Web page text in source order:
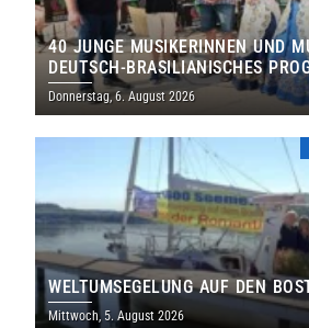
40 JUNGE MUSIKERINNEN UND
DEUTSCH-BRASILIANISCHES
THOLEY
Donnerstag, 6. August 2026
WELTUMSEGELUNG AUF DEN
Mittwoch, 5. August 2026